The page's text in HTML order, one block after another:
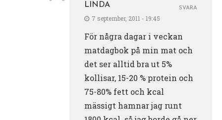
LINDA
7 september, 2011 - 19:45
För några dagar i veckan
matdagbok på min mat och
det ser alltid bra ut 5%
kollisar, 15-20 % protein och
75-80% fett och kcal
mässigt hamnar jag runt
SVARA